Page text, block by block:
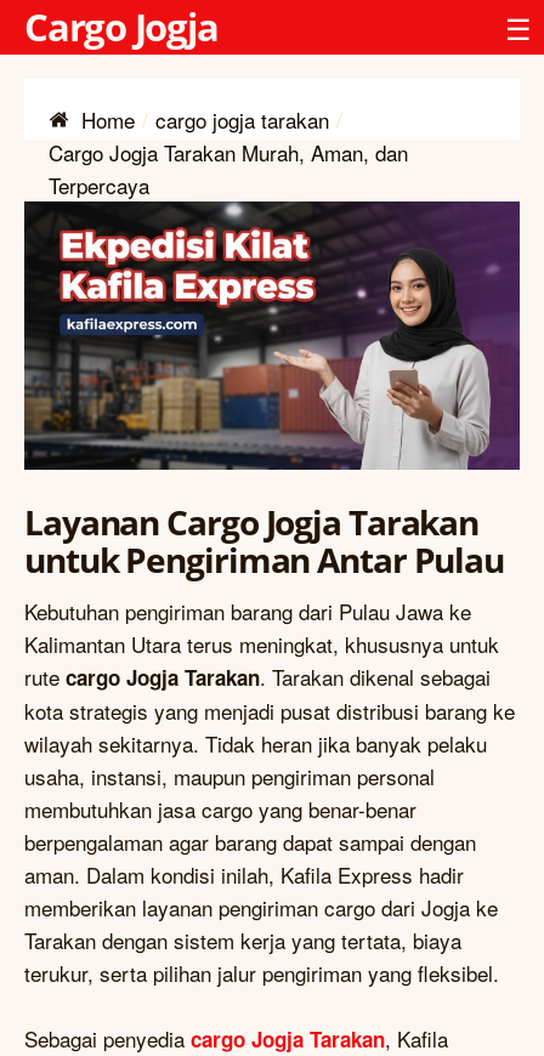
Cargo Jogja ☰
Home
cargo jogja tarakan
Cargo Jogja Tarakan Murah, Aman, dan
Terpercaya
Layanan Cargo Jogja Tarakan
untuk Pengiriman Antar Pulau
Kebutuhan pengiriman barang dari Pulau Jawa ke
Kalimantan Utara terus meningkat, khususnya untuk
rute cargo Jogja Tarakan. Tarakan dikenal sebagai
kota strategis yang menjadi pusat distribusi barang ke
wilayah sekitarnya. Tidak heran jika banyak pelaku
usaha, instansi, maupun pengiriman personal
membutuhkan jasa cargo yang benar-benar
berpengalaman agar barang dapat sampai dengan
aman. Dalam kondisi inilah, Kafila Express hadir
memberikan layanan pengiriman cargo dari Jogja ke
Tarakan dengan sistem kerja yang tertata, biaya
terukur, serta pilihan jalur pengiriman yang fleksibel.
Sebagai penyedia cargo Jogja Tarakan, Kafila